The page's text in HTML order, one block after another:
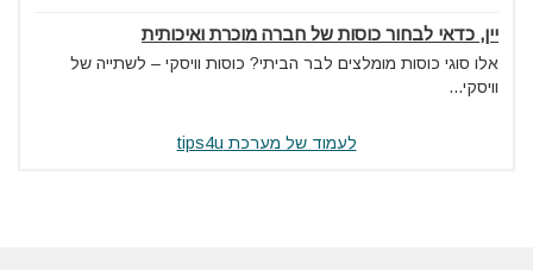
יין, כדאי לבחור כוסות של חברה מוכרת ואיכותית
אלו סוגי כוסות מומלצים לבר הביתי? כוסות וויסקי – לשתייה של
וויסקי...
לעמוד של מערכת tips4u